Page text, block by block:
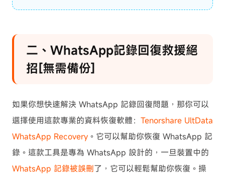
二、WhatsApp記錄回復救援絕
招[無需備份]
如果你想快速解決 WhatsApp 記錄回復問題，那你可以
選擇使用這款專業的資料恢復軟體： Tenorshare UltData
WhatsApp Recovery 。它可以幫助你恢復 WhatsApp 記
錄。這款工具是專為 WhatsApp 設計的，一旦裝置中的
WhatsApp 記錄被誤刪了，它可以輕鬆幫助你恢復。操